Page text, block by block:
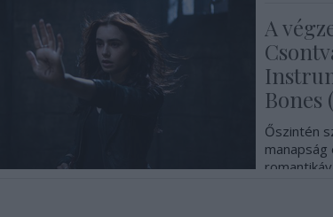
A
Bones
Őszintén